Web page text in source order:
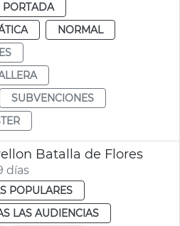
PORTADA
NORMAL
SUBVENCIONES
Batalla de Flores
días
POPULARES
LAS AUDIENCIAS